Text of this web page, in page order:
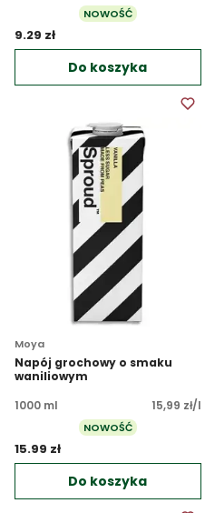
NOWOŚĆ
9.29 zł
Do koszyka
Moya
Napój grochowy o smaku
waniliowym
1000 ml
15,99 zł/l
NOWOŚĆ
15.99 zł
Do koszyka